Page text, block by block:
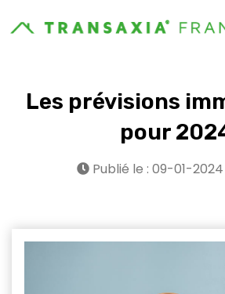
Les prévisions
pour
Publié le : 09-01-